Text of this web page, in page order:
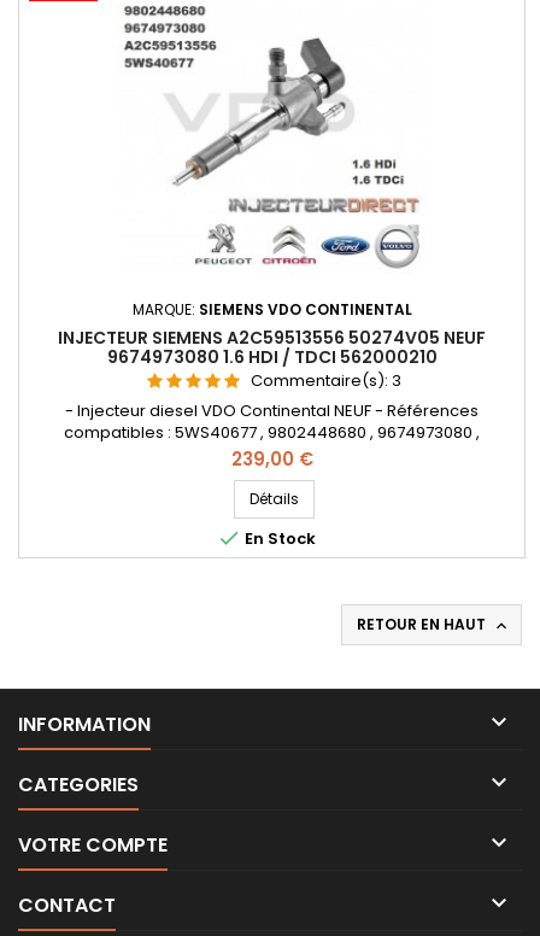
MARQUE: SIEMENS VDO CONTINENTAL
INJECTEUR SIEMENS A2C59513556 50274V05 NEUF
9674973080 1.6 HDI / TDCI 562000210
Commentaire(s): 3
- Injecteur diesel VDO Continental NEUF - Références
compatibles : 5WS40677 , 9802448680 , 9674973080 ,
50274V05 , 1980ER , 1980S0 , 1980R9 , 1980ET , 1791017 , 1812616 ,
1685796 , 1709667 , AV6Q9F593AA , AV6Q-9F59-3AA , AV6Q-
9F59-3AB , 36001726 , 36001727 , 36001728 , 36001729 , 31303994
, 31366585 , Y65013H50A , Y650-13H-50A , 1608518380
, 562000210 -...
Prix
239,00 €
Détails
 En Stock
RETOUR EN HAUT 
INFORMATION 
CATEGORIES 
VOTRE COMPTE 
CONTACT 